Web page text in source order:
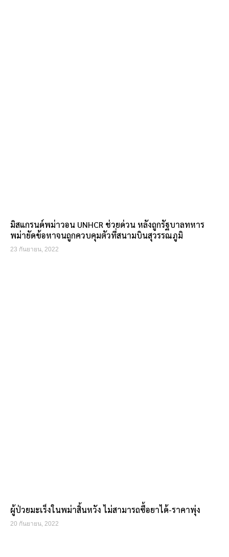
มิสแกรนด์พม่าวอน UNHCR ช่วยด่วน หลังถูกรัฐบาลทหาร
พม่ายัดข้อหาจนถูกควบคุมตัวที่สนามบินสุวรรณภูมิ
23 กันยายน, 2022
ผู้ป่วยมะเร็งในพม่าสิ้นหวัง ไม่สามารถซื้อยาได้-ราคาพุ่ง
20 กันยายน, 2022